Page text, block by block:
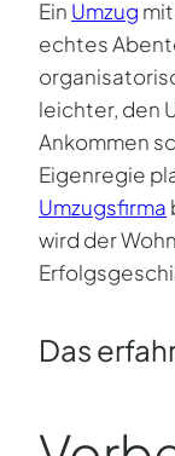
Ein Umzug
echtes
leichter, den
Ankommen
Eigenregie
Umzugsfirma
wird der
Das